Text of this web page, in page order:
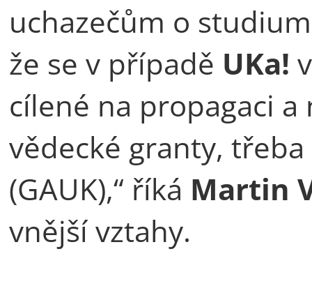
uchazečům o
že se v případě UKa!
cílené na propagaci
vědecké granty,
(GAUK),“ říká Martin
vnější vztahy.